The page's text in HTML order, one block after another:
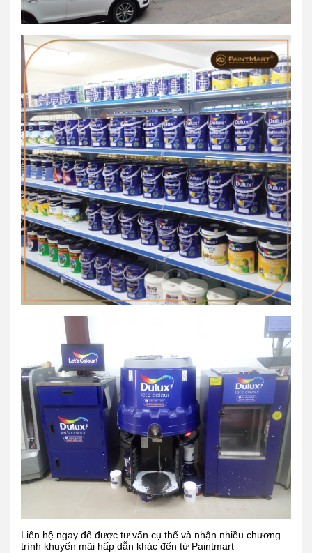
Liên hệ ngay để được tư vấn cụ thể và nhận nhiều chương
trình khuyến mãi hấp dẫn khác đến từ Paintmart